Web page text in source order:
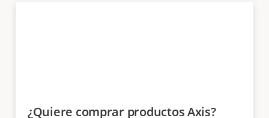
¿Quiere comprar productos Axis?